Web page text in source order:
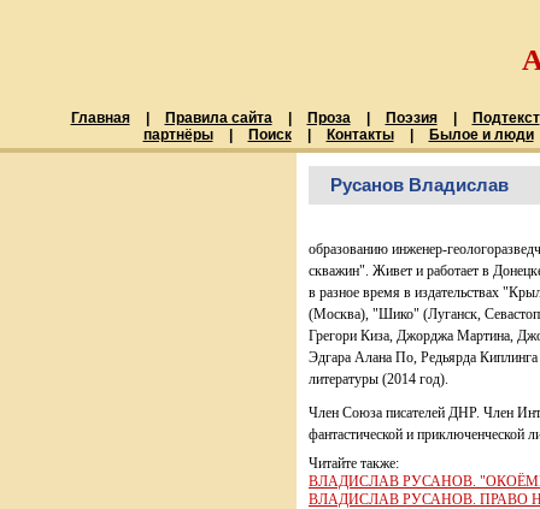
Главная Правила сайта Проза Поэзия
Подтекст
партнёры
Поиск Контакты Былое и люди
Русанов Владислав
образованию инженер-
скважин". Живет и работает в
в разное время в издательствах
(Москва), "Шико" (Луганск,
Грегори Киза, Джорджа Мартина,
Эдгара Алана По, Редьярда
литературы (2014 год).
Член Союза писателей ДНР. Член
фантастической и приключенческой
Читайте также:
ВЛАДИСЛАВ РУСАНОВ.
ВЛАДИСЛАВ РУСАНОВ. ПРАВО